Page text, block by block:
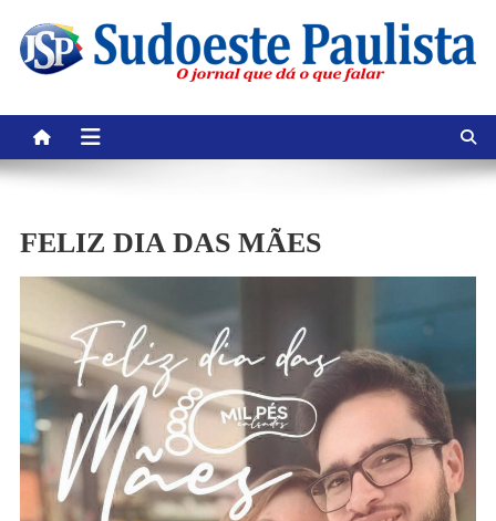
content
FELIZ DIA DAS MÃES